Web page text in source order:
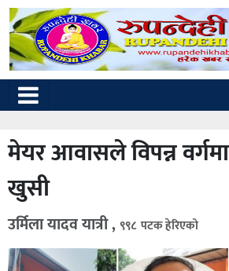
मेयर आवासले विपन्न
खुसी
उर्मिला यादव यात्री , ९९८ पटक हेरिएको